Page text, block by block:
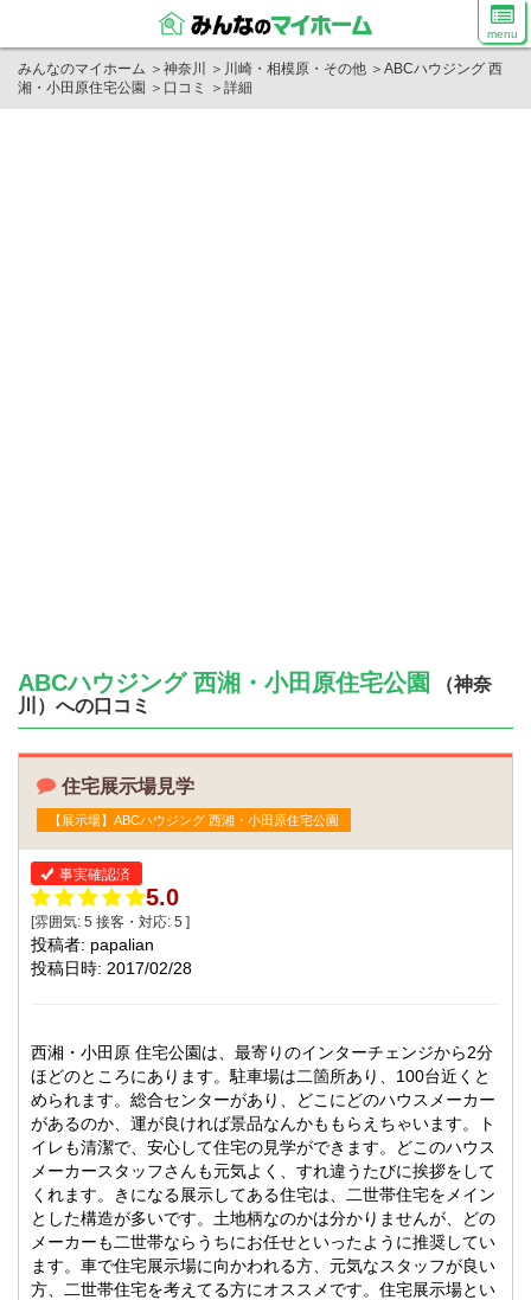
menu
みんなのマイホーム ＞ 神奈川 ＞ 川崎・相模原・その他 ＞ ABCハウジング 西
湘・小田原住宅公園 ＞ 口コミ ＞ 詳細
ABCハウジング 西湘・小田原住宅公園
（神奈
川）への口コミ
住宅展示場見学
【展示場】ABCハウジング 西湘・小田原住宅公園
事実確認済
5.0
[雰囲気: 5 接客・対応: 5 ]
投稿者: papalian
投稿日時: 2017/02/28
西湘・小田原 住宅公園は、最寄りのインターチェンジから2分
ほどのところにあります。駐車場は二箇所あり、100台近くと
められます。総合センターがあり、どこにどのハウスメーカー
があるのか、運が良ければ景品なんかももらえちゃいます。ト
イレも清潔で、安心して住宅の見学ができます。どこのハウス
メーカースタッフさんも元気よく、すれ違うたびに挨拶をして
くれます。きになる展示してある住宅は、二世帯住宅をメイン
とした構造が多いです。土地柄なのかは分かりませんが、どの
メーカーも二世帯ならうちにお任せといったように推奨してい
ます。車で住宅展示場に向かわれる方、元気なスタッフが良い
方、二世帯住宅を考えてる方にオススメです。住宅展示場とい